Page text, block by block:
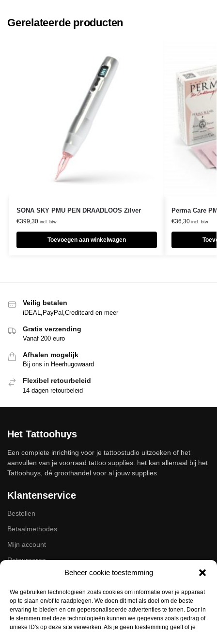
Beheer cookie toestemming
We gebruiken technologieën zoals cookies om informatie over je apparaat
op te slaan en/of te raadplegen. We doen dit met als doel om de beste
ervaring te bieden en om gepersonaliseerde advertenties te tonen. Door in
te stemmen met deze technologieën kunnen we gegevens zoals gedrag of
unieke ID's op deze site verwerken. Als je geen toestemming geeft of je
Gerelateerde producten
SONA SKY PMU PEN DRAADLOOS Zilver
€399,30 incl. btw
Toevoegen aan winkelwagen
Perma Care
€36,30 incl. btw
Veilig betalen
iDEAL,PayPal,Creditcard en meer
Gratis verzending
Vanaf 200 euro
Afhalen mogelijk
Bij ons in Heerhugowaard
Flexibel retourbeleid
14 dagen retourbeleid
Het Tattoohuys
Een complete inrichting voor je tattoostudio uitzoeken of het
aanvullen van je voorraad tattoo supplies: het kan allemaal bij het
Tattoohuys, dé groothandel voor al jouw supplies.
Klantenservice
Bestellen
Betaalmethodes
Mijn account
Retourneren
Volg ons op de socials
Instagram